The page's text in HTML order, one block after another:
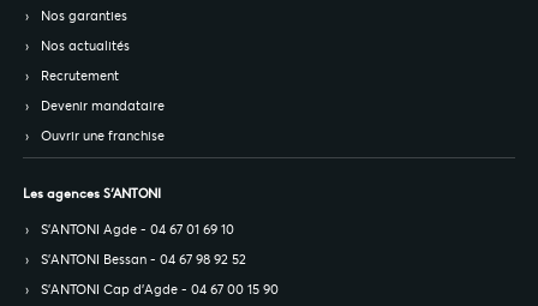
Nos garanties
Nos actualités
Recrutement
Devenir mandataire
Ouvrir une franchise
Les agences S’ANTONI
S’ANTONI Agde - 04 67 01 69 10
S’ANTONI Bessan - 04 67 98 92 52
S’ANTONI Cap d'Agde - 04 67 00 15 90